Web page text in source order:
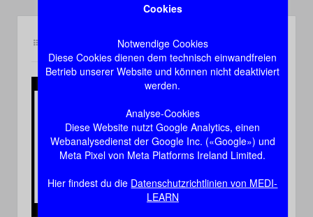
Cookies
Notwendige Cookies
Diese Cookies dienen dem technisch einwandfreien
Betrieb unserer Website und können nicht deaktiviert
werden.
Analyse-Cookies
Diese Website nutzt Google Analytics, einen
Webanalysedienst der Google Inc. («Google») und
Meta Pixel von Meta Platforms Ireland Limited.
Hier findest du die Datenschutzrichtlinien von MEDI-
LEARN
Demozugang, das Video stoppt nach 60 Sekunden
Video